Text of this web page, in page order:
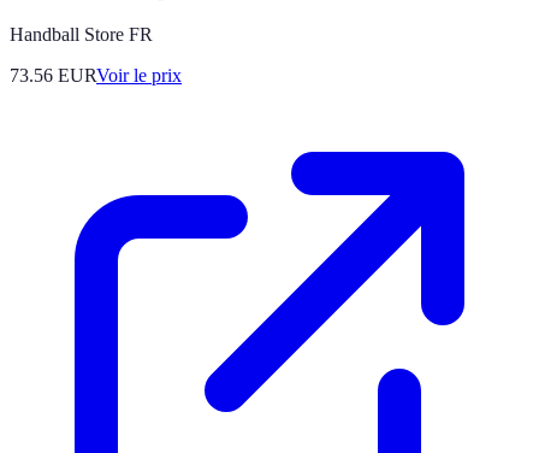
Handball Store FR
73.56 EURVoir le prix